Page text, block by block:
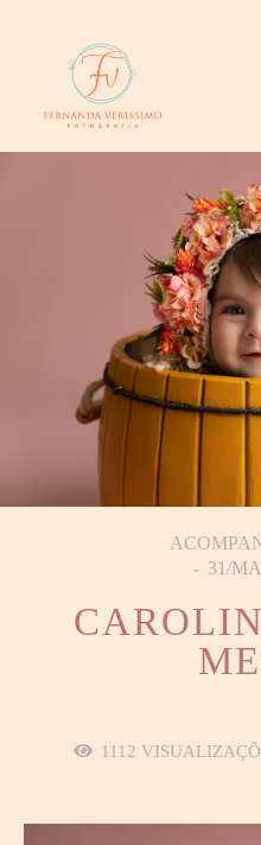
31/
1112